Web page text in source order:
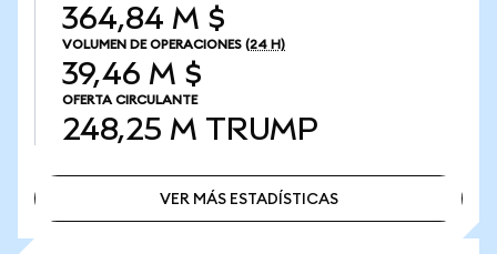
364,84 M $
VOLUMEN DE OPERACIONES (24 H)
39,46 M $
OFERTA CIRCULANTE
248,25 M TRUMP
VER MÁS ESTADÍSTICAS